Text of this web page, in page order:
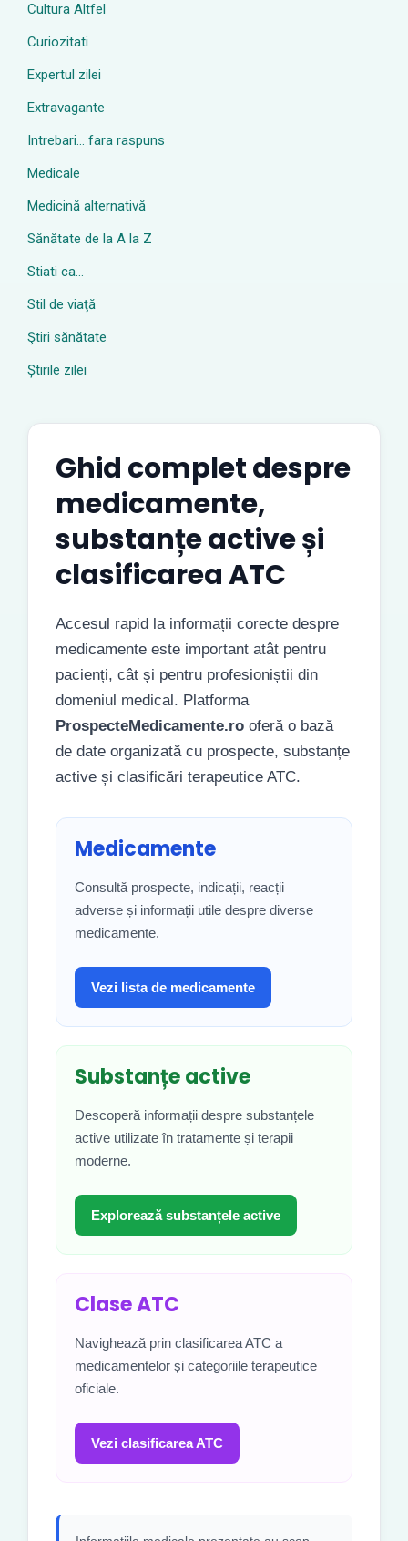
Cultura Altfel
Curiozitati
Expertul zilei
Extravagante
Intrebari… fara raspuns
Medicale
Medicină alternativă
Sănătate de la A la Z
Stiati ca…
Stil de viaţă
Ştiri sănătate
Știrile zilei
Ghid complet despre
medicamente,
substanțe active și
clasificarea ATC
Accesul rapid la informații corecte despre
medicamente este important atât pentru
pacienți, cât și pentru profesioniștii din
domeniul medical. Platforma
ProspecteMedicamente.ro oferă o bază
de date organizată cu prospecte, substanțe
active și clasificări terapeutice ATC.
Medicamente
Consultă prospecte, indicații, reacții
adverse și informații utile despre diverse
medicamente.
Vezi lista de medicamente
Substanțe active
Descoperă informații despre substanțele
active utilizate în tratamente și terapii
moderne.
Explorează substanțele active
Clase ATC
Navighează prin clasificarea ATC a
medicamentelor și categoriile terapeutice
oficiale.
Vezi clasificarea ATC